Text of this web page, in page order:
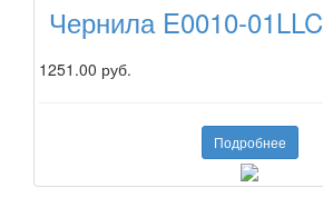
Чернила E0010-01LLC
1251.00 руб.
Подробнее